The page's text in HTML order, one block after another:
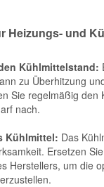
Heizungs- und
Kühlmittelstand:
zu Überhitzung
Sie regelmäßig den
nach.
Kühlmittel: Das
Ersetzen
Herstellers, um die